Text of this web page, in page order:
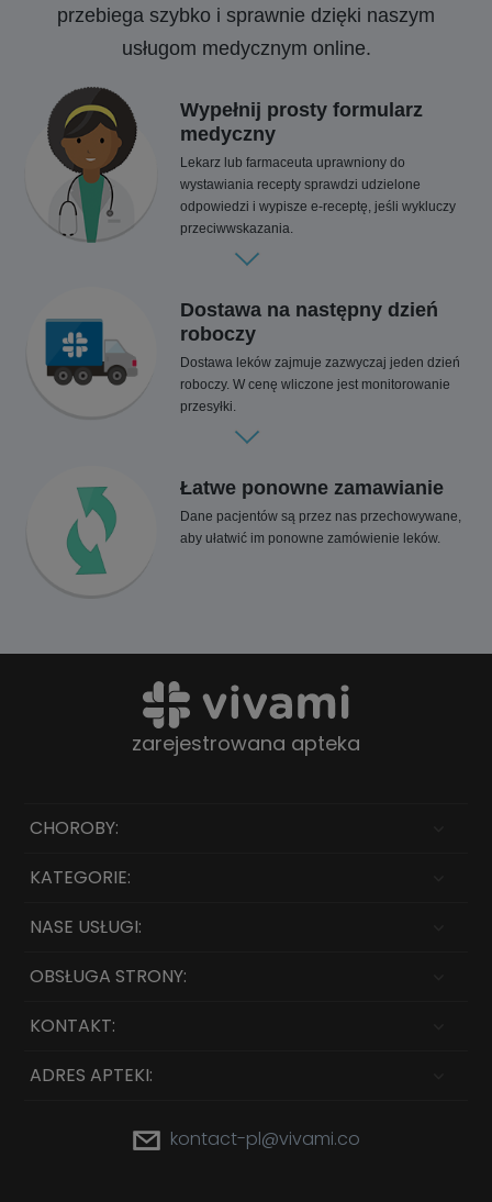
przebiega szybko i sprawnie dzięki naszym
usługom medycznym online.
Wypełnij prosty formularz
medyczny
Lekarz lub farmaceuta uprawniony do
wystawiania recepty sprawdzi udzielone
odpowiedzi i wypisze e-receptę, jeśli wykluczy
przeciwwskazania.
Dostawa na następny dzień
roboczy
Dostawa leków zajmuje zazwyczaj jeden dzień
roboczy. W cenę wliczone jest monitorowanie
przesyłki.
Łatwe ponowne zamawianie
Dane pacjentów są przez nas przechowywane,
aby ułatwić im ponowne zamówienie leków.
zarejestrowana apteka
CHOROBY:
KATEGORIE:
NASE USŁUGI:
OBSŁUGA STRONY:
KONTAKT:
ADRES APTEKI:
kontact-pl@vivami.co